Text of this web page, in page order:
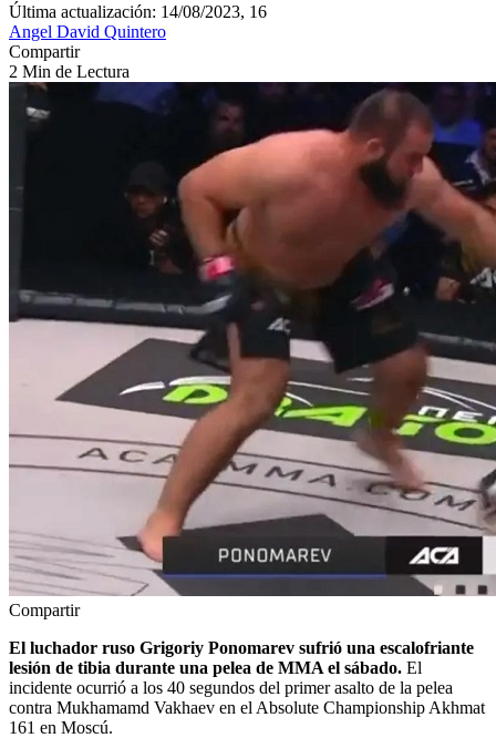
Última actualización: 14/08/2023, 16
Angel David Quintero
Compartir
2 Min de Lectura
Compartir
El luchador ruso Grigoriy Ponomarev sufrió una escalofriante
lesión de tibia durante una pelea de MMA el sábado. El
incidente ocurrió a los 40 segundos del primer asalto de la pelea
contra Mukhamamd Vakhaev en el Absolute Championship Akhmat
161 en Moscú.